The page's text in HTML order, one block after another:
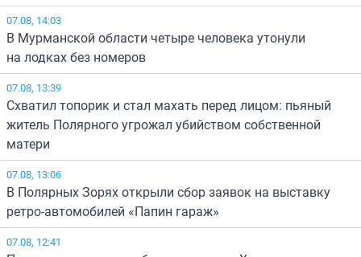
07.08, 14:03
В Мурманской области четыре человека утонули
на лодках без номеров
07.08, 13:39
Схватил топорик и стал махать перед лицом: пьяный
житель Полярного угрожал убийством собственной
матери
07.08, 13:06
В Полярных Зорях открыли сбор заявок на выставку
ретро-автомобилей «Папин гараж»
07.08, 12:41